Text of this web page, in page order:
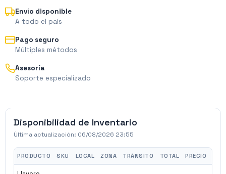
Envío disponible
A todo el país
Pago seguro
Múltiples métodos
Asesoría
Soporte especializado
Disponibilidad de Inventario
Última actualización: 06/08/2026 23:55
PRODUCTO SKU LOCAL ZONA TRÁNSITO TOTAL PRECIO